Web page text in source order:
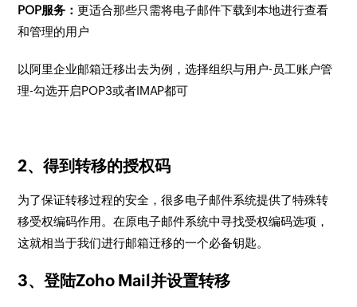
POP服务：更适合那些只需将电子邮件下载到本地进行查看
和管理的用户
以阿里企业邮箱迁移出去为例，选择组织与用户-员工账户管
理-勾选开启POP3或者IMAP都可
2、得到转移的授权码
为了保证转移过程的安全，很多电子邮件系统提供了特殊转
移受权编码作用。在原电子邮件系统中寻找受权编码选项，
这就相当于我们进行邮箱迁移的一个必备钥匙。
3、登陆Zoho Mail并设置转移